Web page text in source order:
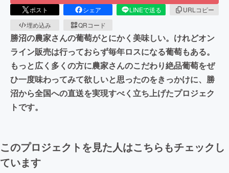
ポスト シェア LINEで送る
URLコピー
埋め込み
QRコード
勝沼の農家さんの葡萄がとにかく美味しい。けれどオン
ライン販売は行っておらず毎年ロスになる葡萄もある。
もっと広く多くの方に農家さんのこだわり絶品葡萄をぜ
ひ一度味わってみて欲しいと思ったのをきっかけに、勝
沼から全国への直送を実現すべく立ち上げたプロジェク
トです。
このプロジェクトを見た人はこちらもチェックし
ています